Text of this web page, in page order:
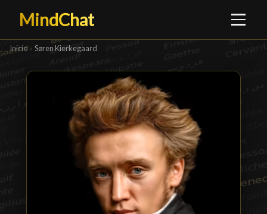
MindChat
Inicio › Søren Kierkegaard